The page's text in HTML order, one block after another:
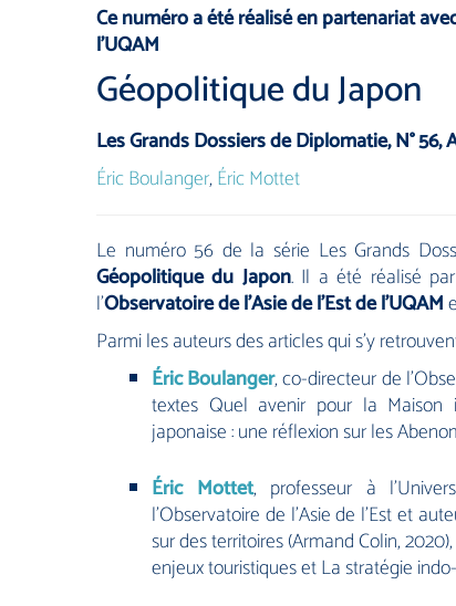
Ce numéro a été réalisé en partenariat
l’UQAM
Géopolitique du Japon
Les Grands Dossiers de Diplomatie, N°
Éric Boulanger,Éric Mottet
Le numéro 56 de la série Les Grands
Géopolitique du Japon. Il a été réalisé
l’Observatoire de l’Asie de l’Est de l’UQAM
Parmi les auteurs des articles qui s’y
Éric Boulanger, co-directeur de
textes Quel avenir pour la Maison
japonaise : une réflexion sur les
Éric Mottet, professeur à
l’Observatoire de l’Asie de l’Est et
sur des territoires (Armand Colin,
enjeux touristiquesetLa stratégie